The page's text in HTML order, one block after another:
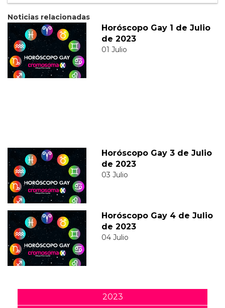
Noticias relacionadas
Horóscopo Gay 1 de Julio
de 2023
01 Julio
Horóscopo Gay 3 de Julio
de 2023
03 Julio
Horóscopo Gay 4 de Julio
de 2023
04 Julio
2023